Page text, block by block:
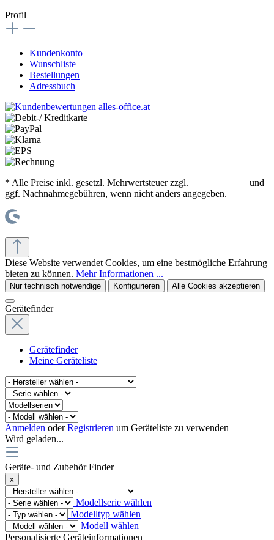
Profil
Kundenkonto
Wunschliste
Bestellungen
Adressbuch
* Alle Preise inkl. gesetzl. Mehrwertsteuer zzgl.
und
ggf. Nachnahmegebühren, wenn nicht anders angegeben.
Diese Website verwendet Cookies, um eine bestmögliche Erfahrung
bieten zu können. Mehr Informationen ...
Nur technisch notwendige Konfigurieren Alle Cookies akzeptieren
Gerätefinder
Gerätefinder
Meine Geräteliste
Anmelden oderRegistrieren um Geräteliste zu verwenden
Wird geladen...
Geräte- und Zubehör Finder
x
Modellserie wählen
Modelltyp wählen
Modell wählen
Personalisierte Geräteinformationen